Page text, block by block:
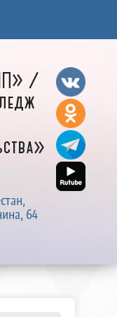
/
64